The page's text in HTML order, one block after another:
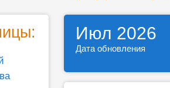
Июл 2026
Дата обновления